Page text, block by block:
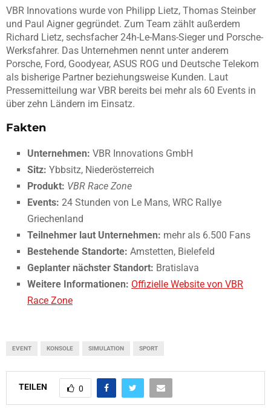
VBR Innovations wurde von Philipp Lietz, Thomas Steinber
und Paul Aigner gegründet. Zum Team zählt außerdem
Richard Lietz, sechsfacher 24h-Le-Mans-Sieger und Porsche-
Werksfahrer. Das Unternehmen nennt unter anderem
Porsche, Ford, Goodyear, ASUS ROG und Deutsche Telekom
als bisherige Partner beziehungsweise Kunden. Laut
Pressemitteilung war VBR bereits bei mehr als 60 Events in
über zehn Ländern im Einsatz.
Fakten
Unternehmen: VBR Innovations GmbH
Sitz: Ybbsitz, Niederösterreich
Produkt: VBR Race Zone
Events: 24 Stunden von Le Mans, WRC Rallye
Griechenland
Teilnehmer laut Unternehmen: mehr als 6.500 Fans
Bestehende Standorte: Amstetten, Bielefeld
Geplanter nächster Standort: Bratislava
Weitere Informationen: Offizielle Website von VBR
Race Zone
EVENT KONSOLE SIMULATION SPORT
TEILEN 0